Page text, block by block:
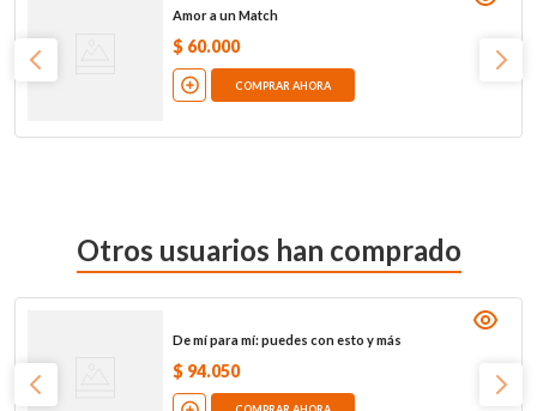
Amor a un Match
$ 60.000
COMPRAR AHORA
Otros usuarios han comprado
De mí para mí: puedes con esto y más
$ 94.050